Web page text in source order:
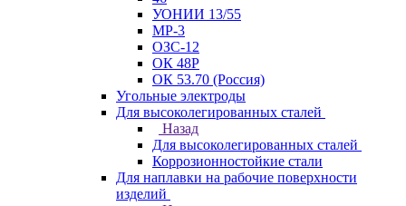
УОНИИ 13/55
МР-3
ОЗС-12
ОК 48Р
ОК 53.70 (Россия)
Угольные электроды
Для высоколегированных сталей
Назад
Для высоколегированных сталей
Коррозионностойкие стали
Для наплавки на рабочие поверхности
изделий